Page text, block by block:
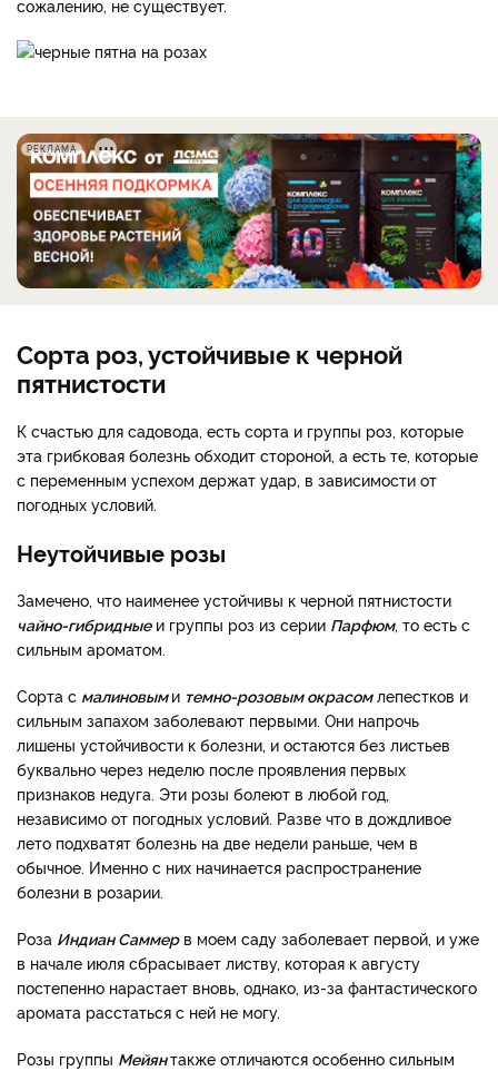
сожалению, не существует.
РЕКЛАМА
Сорта роз, устойчивые к черной
пятнистости
К счастью для садовода, есть сорта и группы роз, которые
эта грибковая болезнь обходит стороной, а есть те, которые
с переменным успехом держат удар, в зависимости от
погодных условий.
Неутойчивые розы
Замечено, что наименее устойчивы к черной пятнистости
чайно-гибридныеи группы роз из серии Парфюм, то есть с
сильным ароматом.
Сорта с малиновыми темно-розовым окрасомлепестков и
сильным запахом заболевают первыми. Они напрочь
лишены устойчивости к болезни, и остаются без листьев
буквально через неделю после проявления первых
признаков недуга. Эти розы болеют в любой год,
независимо от погодных условий. Разве что в дождливое
лето подхватят болезнь на две недели раньше, чем в
обычное. Именно с них начинается распространение
болезни в розарии.
Роза Индиан Саммерв моем саду заболевает первой, и уже
в начале июля сбрасывает листву, которая к августу
постепенно нарастает вновь, однако, из-за фантастического
аромата расстаться с ней не могу.
Розы группы Мейянтакже отличаются особенно сильным